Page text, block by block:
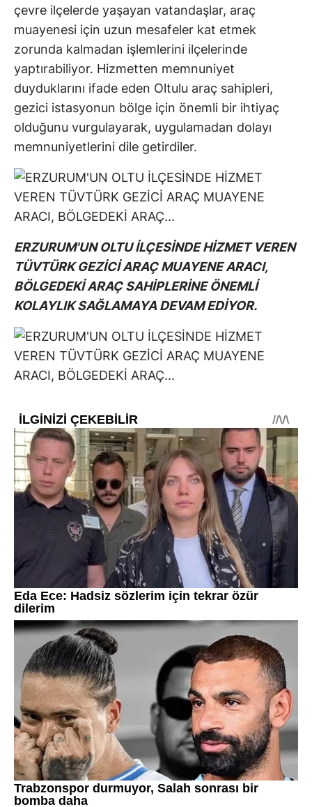
çevre ilçelerde yaşayan vatandaşlar, araç
muayenesi için uzun mesafeler kat etmek
zorunda kalmadan işlemlerini ilçelerinde
yaptırabiliyor. Hizmetten memnuniyet
duyduklarını ifade eden Oltulu araç sahipleri,
gezici istasyonun bölge için önemli bir ihtiyaç
olduğunu vurgulayarak, uygulamadan dolayı
memnuniyetlerini dile getirdiler.
ERZURUM'UN OLTU İLÇESİNDE HİZMET VEREN
TÜVTÜRK GEZİCİ ARAÇ MUAYENE ARACI,
BÖLGEDEKİ ARAÇ SAHİPLERİNE ÖNEMLİ
KOLAYLIK SAĞLAMAYA DEVAM EDİYOR.